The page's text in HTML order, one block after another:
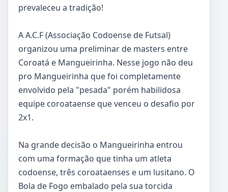
prevaleceu a tradição!
A A.C.F (Associação Codoense de Futsal)
organizou uma preliminar de masters entre
Coroatá e Mangueirinha. Nesse jogo não deu
pro Mangueirinha que foi completamente
envolvido pela "pesada" porém habilidosa
equipe coroataense que venceu o desafio por
2x1.
Na grande decisão o Mangueirinha entrou
com uma formação que tinha um atleta
codoense, três coroataenses e um lusitano. O
Bola de Fogo embalado pela sua torcida